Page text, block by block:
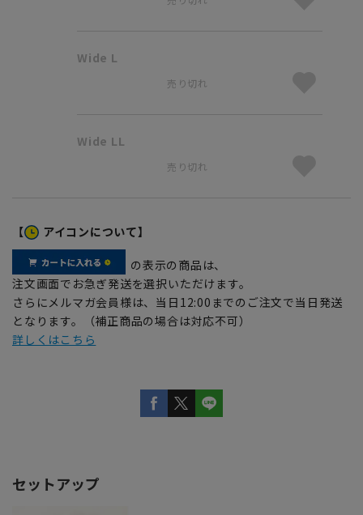
Wide L
売り切れ
Wide LL
売り切れ
【 アイコンについて】
の表示の商品は、
注文画面でお急ぎ発送を選択いただけます。
さらにメルマガ会員様は、当日12:00までのご注文で当日発送
となります。（補正商品の場合は対応不可）
詳しくはこちら